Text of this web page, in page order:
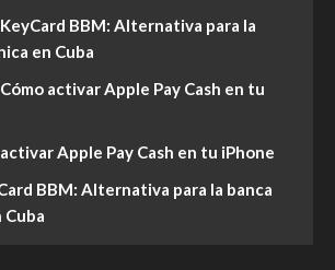
KeyCard BBM: Alternativa para la
en Cuba
Cómo activar Apple Pay Cash en tu
Apple Pay Cash en tu iPhone
BBM: Alternativa para la banca